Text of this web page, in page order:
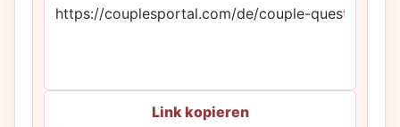
Link kopieren